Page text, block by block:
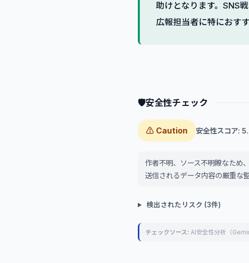
助けとなります。SNS
広報担当者に特におすす
🛡安全性チェック
⚠ Caution 安全性スコア:
作者不明、ソース不明瞭なため
送信されるデータ内容の厳重な
検出されたリスク (3件)
チェックソース: AI安全性分析（